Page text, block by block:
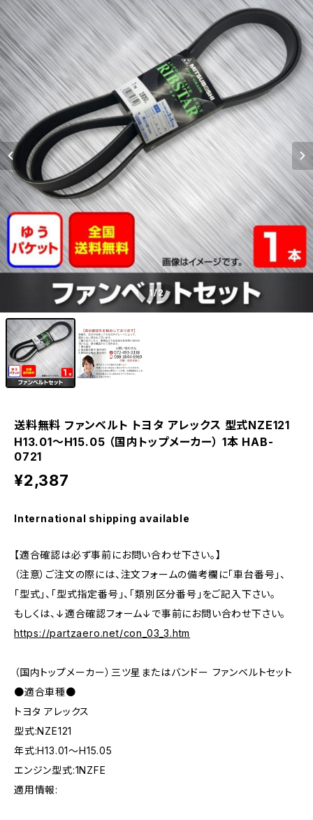
1/2
送料無料 ファンベルト トヨタ アレックス 型式NZE121
H13.01～H15.05 （国内トップメーカー） 1本 HAB-
0721
¥2,387
International shipping available
【適合確認は必ず事前にお問い合わせ下さい。】
（注意）ご注文の際には、注文フォームの備考欄に「車台番号」、
「型式」、「型式指定番号」、「類別区分番号」をご記入下さい。
もしくは、↓適合確認フォーム↓で事前にお問い合わせ下さい。
https://partzaero.net/con_03_3.htm
（国内トップメーカー）三ツ星またはバンドー ファンベルトセット
●適合車種●
トヨタ アレックス
型式:NZE121
年式:H13.01～H15.05
エンジン型式:1NZFE
適用情報: